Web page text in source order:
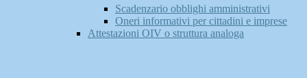
Scadenzario obblighi amministrativi
Oneri informativi per cittadini e imprese
Attestazioni OIV o struttura analoga